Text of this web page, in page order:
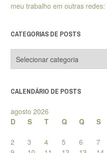
meu trabalho em outras redes:
CATEGORIAS DE POSTS
de
CALENDÁRIO DE POSTS
agosto 2026
D
S T Q Q S
2
3 4 5 6 7